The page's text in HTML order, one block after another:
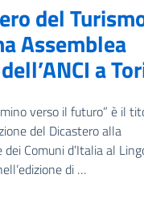
del
Assemblea
a
verso il futuro” è il
del Dicastero alla
Comuni d’Italia al
di …